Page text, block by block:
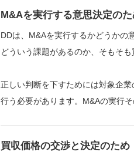
M&Aを実行する意思決定のた
DDは、M&Aを実行するかどうかの
どういう課題があるのか、そもそ
正しい判断を下すためには対象企
行う必要があります。M&Aの実行
買収価格の交渉と決定のため